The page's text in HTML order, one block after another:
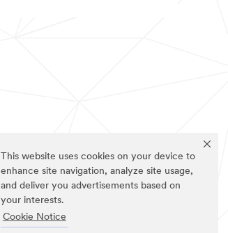
This website uses cookies on your device to
enhance site navigation, analyze site usage,
and deliver you advertisements based on
your interests.
Cookie Notice